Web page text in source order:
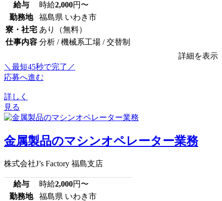
給与 時給2,000円〜
勤務地
福島県 いわき市
寮・社宅 あり（無料）
仕事内容 分析 / 機械系工場 / 交替制
詳細を表示
＼最短45秒で完了／
応募へ進む
詳しく
見る
金属製品のマシンオペレーター業務
株式会社J’s Factory 福島支店
給与 時給2,000円〜
勤務地
福島県 いわき市